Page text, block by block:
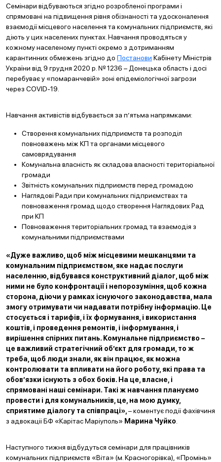
Семінари відбуваються згідно розробленої програми і
спрямовані на підвищення рівня обізнаності та удосконалення
взаємодії місцевого населення та комунальних підприємств, які
діють у цих населених пунктах. Навчання проводяться у
кожному населеному пункті окремо з дотриманням
карантинних обмежень згідно до Постанови Кабінету Міністрів
України від 9 грудня 2020 р. № 1236 – Донецька область і досі
перебуває у «помаранчевій» зоні епідеміологічної загрози
через COVID-19.
Навчання активістів відбувається за п’ятьма напрямками:
Створення комунальних підприємств та розподіл
повноважень між КП та органами місцевого
самоврядування
Комунальна власність як складова власності територіальної
громади
Звітність комунальних підприємств перед громадою
Наглядові Ради при комунальних підприємствах та
повноваження громад щодо створення Наглядових Рад
при КП
Повноваження територіальних громад та взаємодія з
комунальними підприємствами
«Дуже важливо, щоб між місцевими мешканцями та
комунальним підприємством, яке надає послуги
населенню, відбувався конструктивний діалог, щоб між
ними не було конфронтації і непорозуміння, щоб кожна
сторона, діючи у рамках існуючого законодавства, мала
змогу отримувати чи надавати потрібну інформацію. Це
стосується і тарифів, і їх формування, і використання
коштів, і проведення ремонтів, і інформування, і
вирішення спірних питань. Комунальне підприємство –
це важливий стратегічний об’єкт для громади, то ж
треба, щоб люди знали, як він працює, як можна
контролювати та впливати на його роботу, які права та
обов’язки існують з обох боків. На це, власне, і
спрямовані наші семінари. Такі ж навчання плануємо
провести і для комунальників, це, на мою думку,
сприятиме діалогу та співпраці», – коментує події фахівчиня
з адвокаціі БФ «Карітас Маріуполь» Марина Чуйко
Наступного тижня відбудуться семінари для працівників
комунальних підприємств «Віта» (м. Красногорівка), «Промінь»